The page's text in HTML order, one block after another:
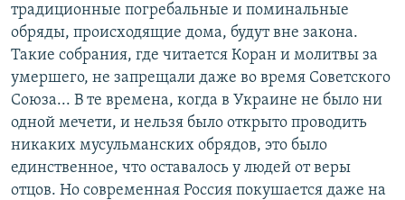
традиционные погребальные и поминальные
обряды, происходящие дома, будут вне закона.
Такие собрания, где читается Коран и молитвы за
умершего, не запрещали даже во время Советского
Союза... В те времена, когда в Украине не было ни
одной мечети, и нельзя было открыто проводить
никаких мусульманских обрядов, это было
единственное, что оставалось у людей от веры
отцов. Но современная Россия покушается даже на